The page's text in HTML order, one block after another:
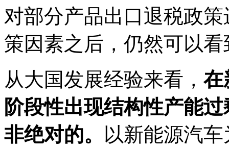
对部分产品出口退税政
策因素之后，仍然可以
从大国发展经验来看， 在
阶段性出现结构性产能
非绝对的。 以新能源汽